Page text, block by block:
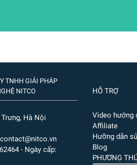
TNHH GIẢI PHÁP
NITCO
Hà Nội
- Ngày cấp:
HỖ TRỢ
Video hướng
Affiliate
Hưỡng dẫn
Blog
PHƯƠNG